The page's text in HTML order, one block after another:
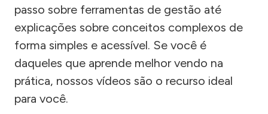
passo sobre ferramentas de gestão até
explicações sobre conceitos complexos de
forma simples e acessível. Se você é
daqueles que aprende melhor vendo na
prática, nossos vídeos são o recurso ideal
para você.